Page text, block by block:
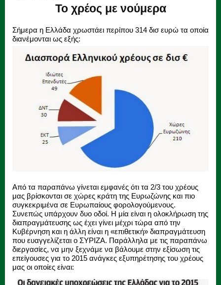
Το χρέος με νούμερα
Σήμερα η Ελλάδα χρωστάει περίπου 314 δισ ευρώ τα οποία
διανέμονται ως εξής:
Από τα παραπάνω γίνεται εμφανές ότι τα 2/3 του χρέους
μας βρίσκονται σε χώρες κράτη της Ευρωζώνης και πιο
συγκεκριμένα σε Ευρωπαίους φορολογούμενους.
Συνεπώς υπάρχουν δυο οδοί. Η μία είναι η ολοκλήρωση της
διαπραγμάτευσης ως έχει γίνει μέχρι τώρα από την
Κυβέρνηση και η άλλη είναι η «επιθετική» διαπραγμάτευση
που ευαγγελίζεται ο ΣΥΡΙΖΑ. Παράλληλα με τις παραπάνω
διεργασίες, να μην ξεχνάμε να βάλουμε στην εξίσωση τις
επείγουσες για το 2015 ανάγκες εξυπηρέτησης του χρέους
μας οι οποίες είναι: